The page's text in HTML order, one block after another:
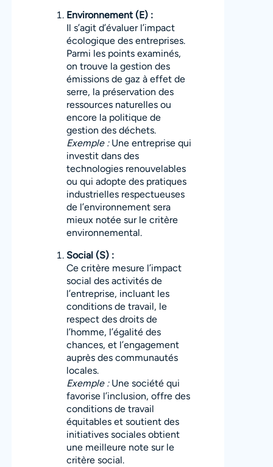
Environnement (E) :
Il s’agit d’évaluer l’impact
écologique des entreprises.
Parmi les points examinés,
on trouve la gestion des
émissions de gaz à effet de
serre, la préservation des
ressources naturelles ou
encore la politique de
gestion des déchets.
Exemple :Une entreprise qui
investit dans des
technologies renouvelables
ou qui adopte des pratiques
industrielles respectueuses
de l’environnement sera
mieux notée sur le critère
environnemental.
Social (S) :
Ce critère mesure l’impact
social des activités de
l’entreprise, incluant les
conditions de travail, le
respect des droits de
l’homme, l’égalité des
chances, et l’engagement
auprès des communautés
locales.
Exemple :Une société qui
favorise l’inclusion, offre des
conditions de travail
équitables et soutient des
initiatives sociales obtient
une meilleure note sur le
critère social.